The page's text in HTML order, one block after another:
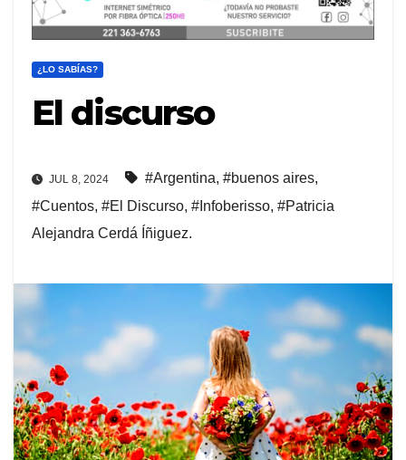
¿LO SABÍAS?
El discurso
JUL 8, 2024 #Argentina, #buenos aires,
#Cuentos, #El Discurso, #Infoberisso, #Patricia
Alejandra Cerdá Íñiguez.